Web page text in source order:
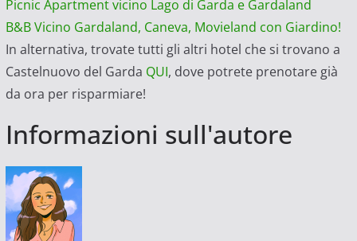
Picnic Apartment vicino Lago di Garda e Gardaland
B&B Vicino Gardaland, Caneva, Movieland con Giardino!
In alternativa, trovate tutti gli altri hotel che si trovano a
Castelnuovo del Garda QUI, dove potrete prenotare già
da ora per risparmiare!
Informazioni sull'autore